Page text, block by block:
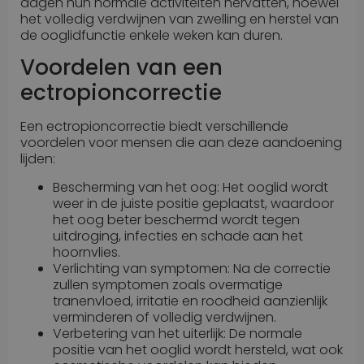
het volledig verdwijnen van zwelling en herstel van
de ooglidfunctie enkele weken kan duren.
Voordelen van een
ectropioncorrectie
Een ectropioncorrectie biedt verschillende
voordelen voor mensen die aan deze aandoening
lijden:
Bescherming van het oog: Het ooglid wordt
weer in de juiste positie geplaatst, waardoor
het oog beter beschermd wordt tegen
uitdroging, infecties en schade aan het
hoornvlies.
Verlichting van symptomen: Na de correctie
zullen symptomen zoals overmatige
tranenvloed, irritatie en roodheid aanzienlijk
verminderen of volledig verdwijnen.
Verbetering van het uiterlijk: De normale
positie van het ooglid wordt hersteld, wat ook
Naam Aanbieder/Domein Vervaldatum
wpml_current_language
kliniekhetbolwerk.nl